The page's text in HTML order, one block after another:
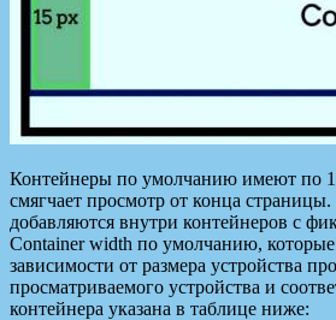
Контейнеры по умолчанию имеют по
смягчает просмотр от конца
добавляются внутри контейнеров с
Container width по умолчанию,
зависимости от размера устройства
просматриваемого устройства и
контейнера указана в таблице ниже: